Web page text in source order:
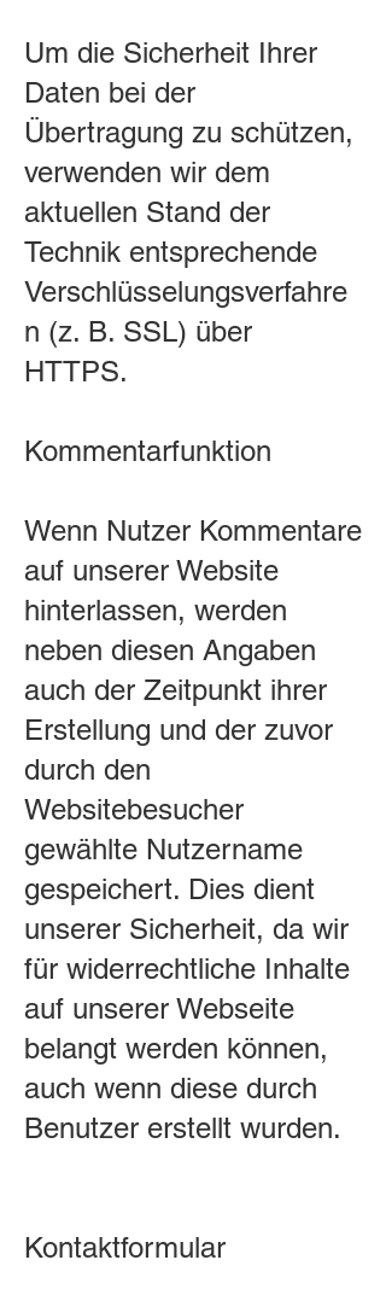
Um die Sicherheit Ihrer
Daten bei der
Übertragung zu schützen,
verwenden wir dem
aktuellen Stand der
Technik entsprechende
Verschlüsselungsverfahre
n (z. B. SSL) über
HTTPS.
Kommentarfunktion
Wenn Nutzer Kommentare
auf unserer Website
hinterlassen, werden
neben diesen Angaben
auch der Zeitpunkt ihrer
Erstellung und der zuvor
durch den
Websitebesucher
gewählte Nutzername
gespeichert. Dies dient
unserer Sicherheit, da wir
für widerrechtliche Inhalte
auf unserer Webseite
belangt werden können,
auch wenn diese durch
Benutzer erstellt wurden.
Kontaktformular